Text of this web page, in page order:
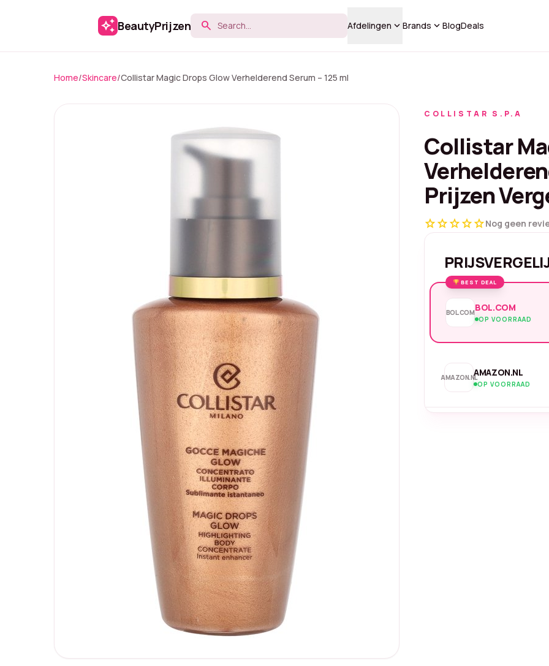
auto_awesome BeautyPrijzen search Afdelingen keyboard_arrow_downBrands keyboard_arrow_downBlogDeals
Home/Skincare/Collistar Magic Drops Glow Verhelderend Serum – 125 ml
COLLISTAR S.P.A
Collistar
Prijzen
starstarstarstarstarNog geen
BEST DEAL
BOL.COMBOL.COM
OP VOORRAAD
AMAZON.NLAMAZON.NL
OP VOORRAAD